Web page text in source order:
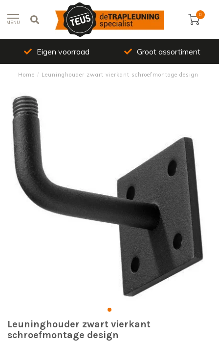
MENU
0
Eigen voorraad Groot assortiment
Home / Leuninghouder zwart vierkant schroefmontage design
Leuninghouder zwart vierkant
schroefmontage design